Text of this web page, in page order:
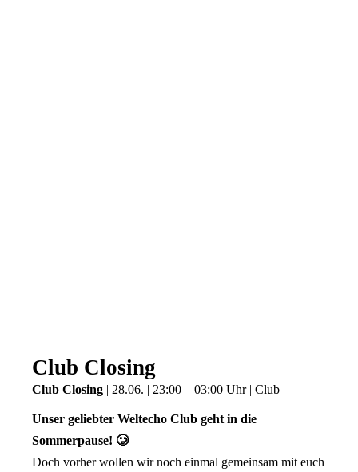
Club Closing
Club Closing | 28.06. | 23:00 – 03:00 Uhr | Club
Unser geliebter Weltecho Club geht in die
Sommerpause! 🥲
Doch vorher wollen wir noch einmal gemeinsam mit euch